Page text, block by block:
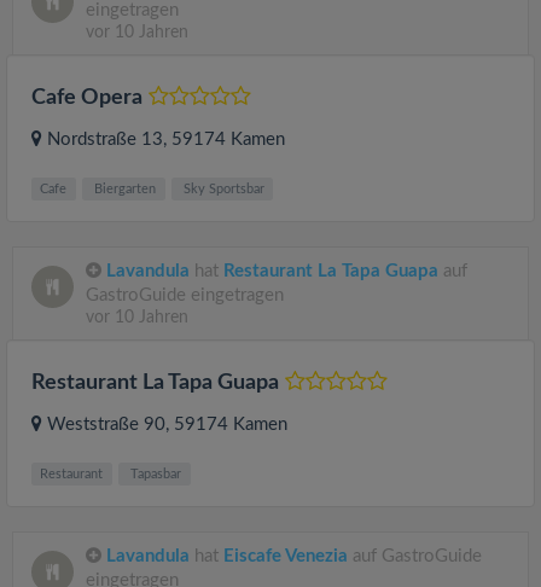
eingetragen
vor 10 Jahren
Cafe Opera
Nordstraße 13, 59174 Kamen
Cafe Biergarten Sky Sportsbar
Lavandula hat Restaurant La Tapa Guapa auf
GastroGuide eingetragen
vor 10 Jahren
Restaurant La Tapa Guapa
Weststraße 90, 59174 Kamen
Restaurant Tapasbar
Lavandula hat Eiscafe Venezia auf GastroGuide
eingetragen